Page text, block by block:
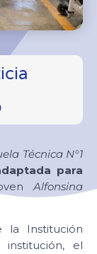
Técnica N°1
para
Alfonsina
la Institución
el